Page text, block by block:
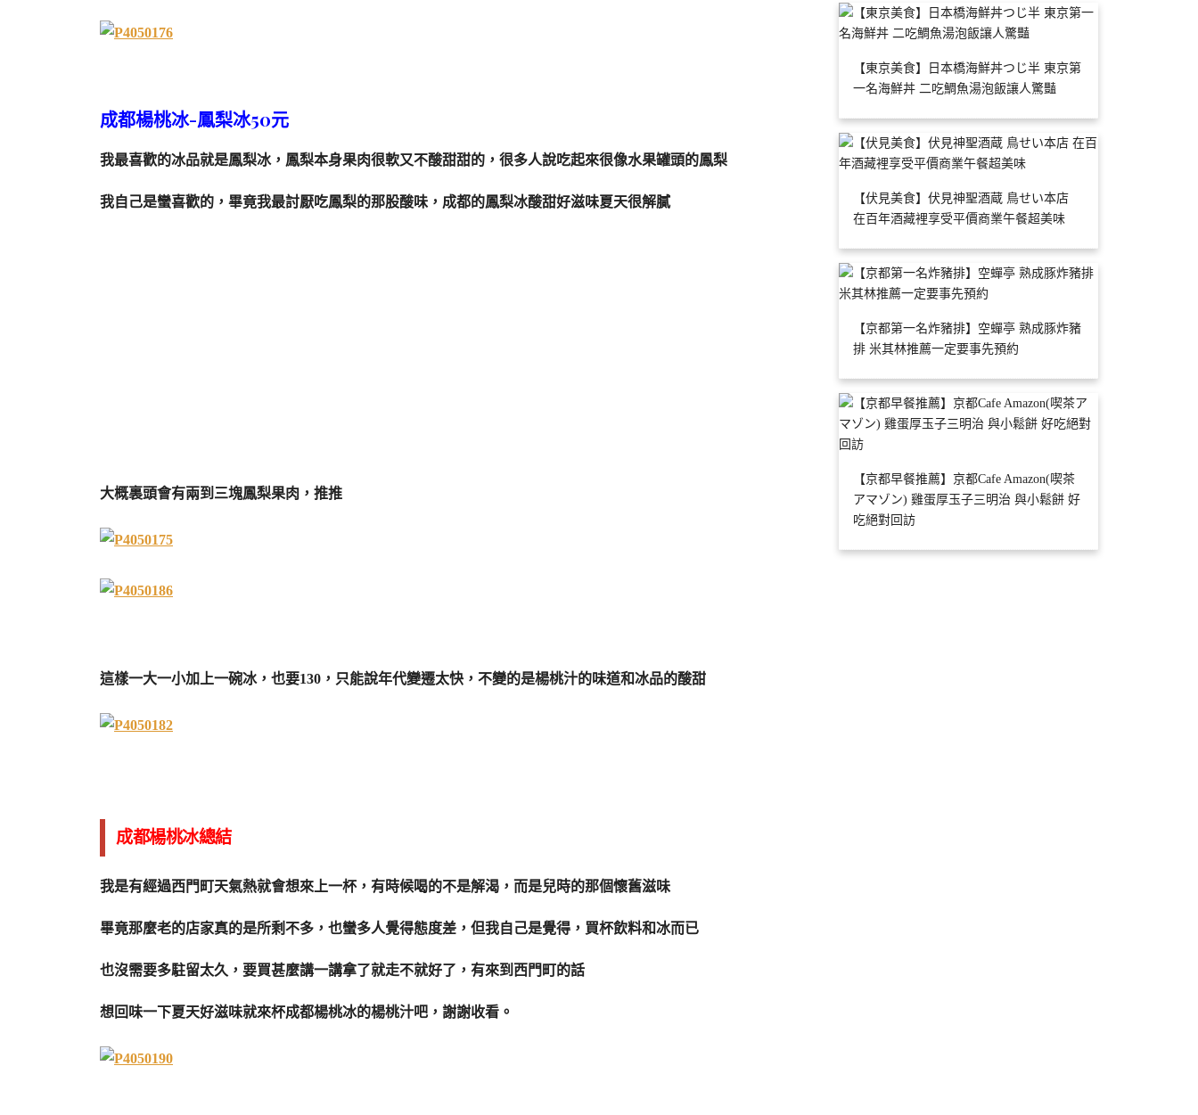
成都楊桃冰-鳳梨冰50元
我最喜歡的冰品就是鳳梨冰，鳳梨本身果肉很軟又不酸甜甜的，很多人說吃起來很像水果罐頭的鳳梨
我自己是蠻喜歡的，畢竟我最討厭吃鳳梨的那股酸味，成都的鳳梨冰酸甜好滋味夏天很解膩
大概裏頭會有兩到三塊鳳梨果肉，推推
這樣一大一小加上一碗冰，也要130，只能說年代變遷太快，不變的是楊桃汁的味道和冰品的酸甜
成都楊桃冰總結
我是有經過西門町天氣熱就會想來上一杯，有時候喝的不是解渴，而是兒時的那個懷舊滋味
畢竟那麼老的店家真的是所剩不多，也蠻多人覺得態度差，但我自己是覺得，買杯飲料和冰而已
也沒需要多駐留太久，要買甚麼講一講拿了就走不就好了，有來到西門町的話
想回味一下夏天好滋味就來杯成都楊桃冰的楊桃汁吧，謝謝收看。
【東京美食】日本橋海鮮丼つじ半 東京第
一名海鮮丼 二吃鯛魚湯泡飯讓人驚豔
【伏見美食】伏見神聖酒蔵 鳥せい本店
在百年酒藏裡享受平價商業午餐超美味
【京都第一名炸豬排】空蟬亭 熟成豚炸豬
排 米其林推薦一定要事先預約
【京都早餐推薦】京都Cafe Amazon(喫茶
アマゾン) 雞蛋厚玉子三明治 與小鬆餅 好
吃絕對回訪